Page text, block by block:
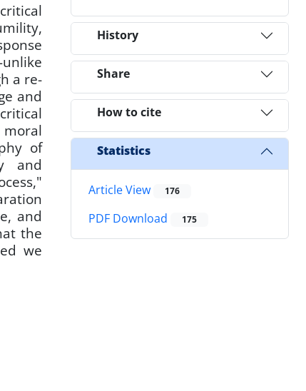
a re-
and
of
and
and
the
we
History
Share
How to cite
Statistics
Article View 176
PDF Download 175